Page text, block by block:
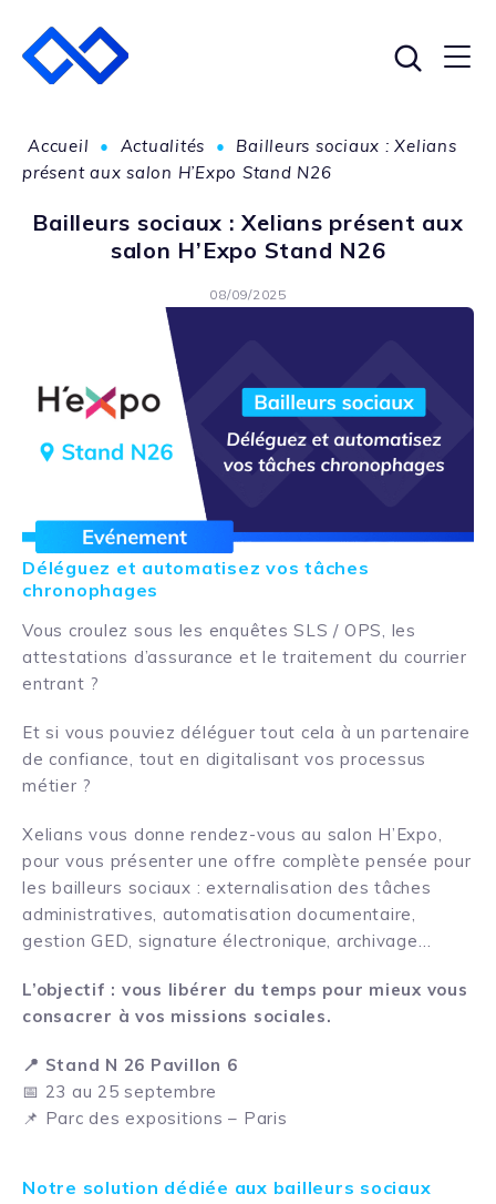
Accueil • Actualités •
Bailleurs sociaux : Xelians
présent aux salon H’Expo Stand N26
Bailleurs sociaux : Xelians présent aux
salon H’Expo Stand N26
08/09/2025
Déléguez et automatisez vos tâches
chronophages
Vous croulez sous les enquêtes SLS / OPS, les
attestations d’assurance et le traitement du courrier
entrant ?
Et si vous pouviez déléguer tout cela à un partenaire
de confiance, tout en digitalisant vos processus
métier ?
Xelians vous donne rendez-vous au salon H’Expo,
pour vous présenter une offre complète pensée pour
les bailleurs sociaux : externalisation des tâches
administratives, automatisation documentaire,
gestion GED, signature électronique, archivage…
L’objectif : vous libérer du temps pour mieux vous
consacrer à vos missions sociales.
📍 Stand N 26 Pavillon 6
📅 23 au 25 septembre
📌 Parc des expositions – Paris
Notre solution dédiée aux bailleurs sociaux